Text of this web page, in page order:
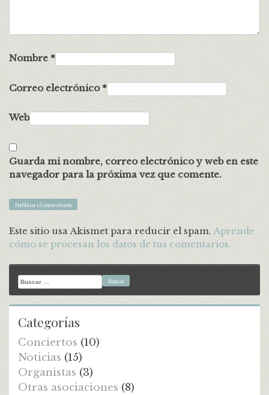
Nombre *
Correo electrónico *
Web
Guarda mi nombre, correo electrónico y web en este
navegador para la próxima vez que comente.
Este sitio usa Akismet para reducir el spam. Aprende
cómo se procesan los datos de tus comentarios.
Buscar:
Categorías
Conciertos (10)
Noticias (15)
Organistas (3)
Otras asociaciones (8)